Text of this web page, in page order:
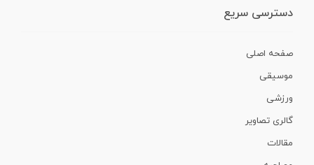
دسترسی سریع
صفحه اصلی
موسیقی
ورزشی
گالری تصاویر
مقالات